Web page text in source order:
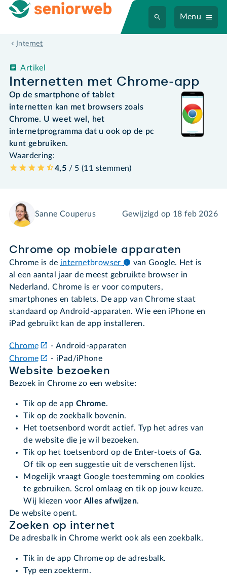
Menu
Internet
Internetten met Chrome-app
Artikel
Op de smartphone of tablet
internetten kan met browsers zoals
Chrome. U weet wel, het
internetprogramma dat u ook op de pc
kunt gebruiken.
Waardering:
4,5 / 5 (11 stemmen)
Sanne Couperus Gewijzigd op 18 feb 2026
Chrome op mobiele apparaten
Chrome is de internetbrowser
van Google. Het is
al een aantal jaar de meest gebruikte browser in
Nederland. Chrome is er voor computers,
smartphones en tablets. De app van Chrome staat
standaard op Android-apparaten. Wie een iPhone en
iPad gebruikt kan de app installeren.
Chrome
- Android-apparaten
Chrome
- iPad/iPhone
Website bezoeken
Bezoek in Chrome zo een website:
Tik op de app Chrome.
Tik op de zoekbalk bovenin.
Het toetsenbord wordt actief. Typ het adres van
de website die je wil bezoeken.
Tik op het toetsenbord op de Enter-toets ofGa.
Of tik op een suggestie uit de verschenen lijst.
Mogelijk vraagt Google toestemming om cookies
te gebruiken. Scrol omlaag en tik op jouw keuze.
Wij kiezen voor Alles afwijzen.
De website opent.
Zoeken op internet
De adresbalk in Chrome werkt ook als een zoekbalk.
Tik in de app Chrome op de adresbalk.
Typ een zoekterm.